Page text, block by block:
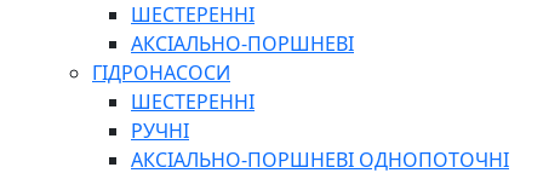
ШЕСТЕРЕННІ
АКСІАЛЬНО-ПОРШНЕВІ
ГІДРОНАСОСИ
ШЕСТЕРЕННІ
РУЧНІ
АКСІАЛЬНО-ПОРШНЕВІ ОДНОПОТОЧНІ